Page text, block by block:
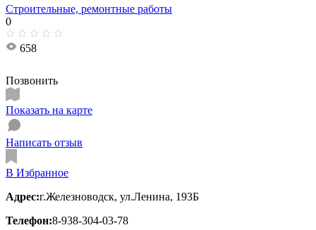
Строительные, ремонтные работы
0
658
Позвонить
Показать на карте
Написать отзыв
В Избранное
Адрес:г.Железноводск, ул.Ленина, 193Б
Телефон:8-938-304-03-78